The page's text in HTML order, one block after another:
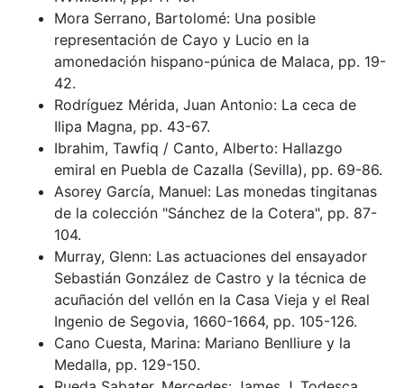
Mora Serrano, Bartolomé: Una posible
representación de Cayo y Lucio en la
amonedación hispano-púnica de Malaca, pp. 19-
42.
Rodríguez Mérida, Juan Antonio: La ceca de
Ilipa Magna, pp. 43-67.
Ibrahim, Tawfiq / Canto, Alberto: Hallazgo
emiral en Puebla de Cazalla (Sevilla), pp. 69-86.
Asorey García, Manuel: Las monedas tingitanas
de la colección "Sánchez de la Cotera", pp. 87-
104.
Murray, Glenn: Las actuaciones del ensayador
Sebastián González de Castro y la técnica de
acuñación del vellón en la Casa Vieja y el Real
Ingenio de Segovia, 1660-1664, pp. 105-126.
Cano Cuesta, Marina: Mariano Benlliure y la
Medalla, pp. 129-150.